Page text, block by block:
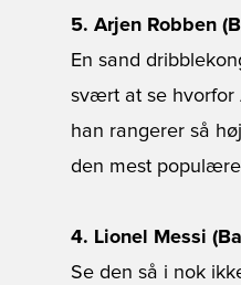
5. Arjen Robben
En sand
svært at se hvorfor
han rangerer så
den mest
4. Lionel Messi
Se den så i nok